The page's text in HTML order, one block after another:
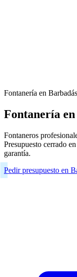
Fontanería en
Fontanería
Fontaneros
Presupuesto cerrado
garantía.
Pedir presupuesto en